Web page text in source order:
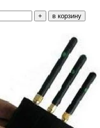
+ в корзину